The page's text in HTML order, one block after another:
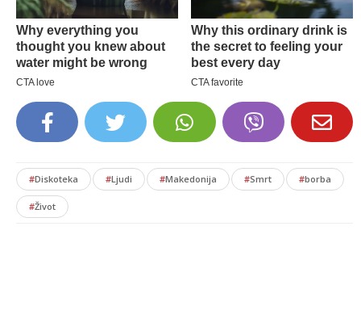
#Diskoteka #Ljudi #Makedonija #Smrt #borba
#Život